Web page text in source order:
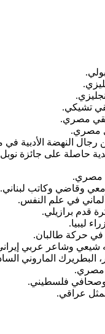
مصري.
وقاضي وكاتب لبناني.